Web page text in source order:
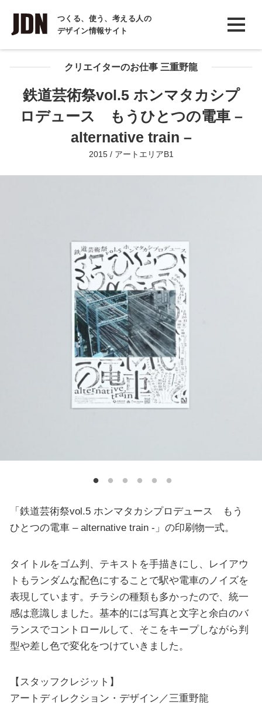
つくる、使う、考える人の
デザイン情報サイト
INTERVIEW
インタビュー
REPORT
COLUMN
クリエイターのお仕事 三重野龍
鉄道芸術祭vol.5 ホンマタカシプ
ロデュース もうひとつの電車 –
alternative train –
2015 / アートエリアB1
「鉄道芸術祭vol.5 ホンマタカシプロデュース もう
ひとつの電車 – alternative train -」の印刷物一式。
タイトルをゴム判、テキストを手描きにし、レイアウ
トもランダムな配色にすることで駅や電車のノイズを
表現しています。チラシの種類も多かったので、統一
感は意識しました。基本的には写真と文字と余白のバ
ランスでコントロールして、そこをキープしながら判
型や差し色で変化をつけていきました。
【スタッフクレジット】
アートディレクション・デザイン／三重野龍